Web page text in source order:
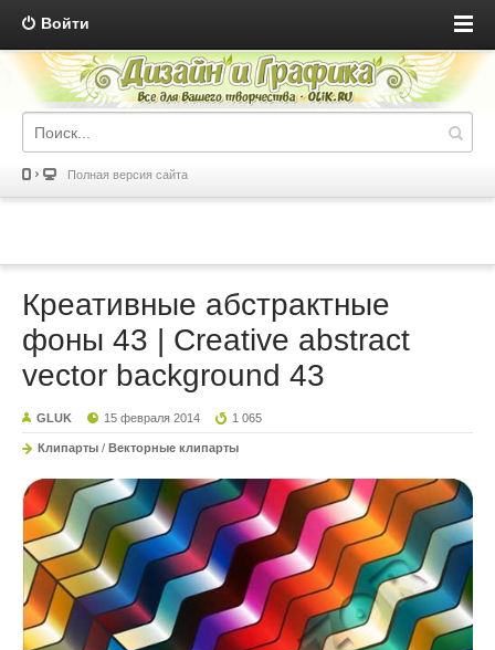
Войти
Полная версия сайта
Креативные абстрактные
фоны 43 | Creative abstract
vector background 43
GLUK 15 февраля 2014 1 065
Клипарты / Векторные клипарты